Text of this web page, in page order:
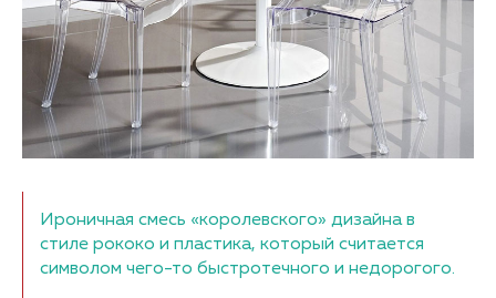
Ироничная смесь «королевского» дизайна в
стиле рококо и пластика, который считается
символом чего-то быстротечного и недорогого.